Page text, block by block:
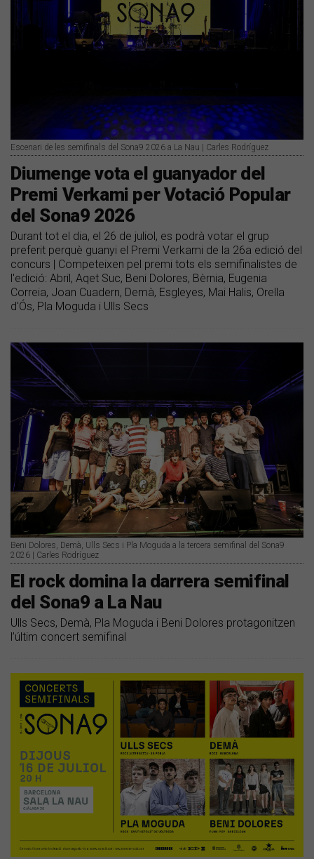
Escenari de les semifinals del Sona9 2026 a La Nau | Carles Rodríguez
Diumenge vota el guanyador del
Premi Verkami per Votació Popular
del Sona9 2026
Durant tot el dia, el 26 de juliol, es podrà votar el grup
preferit perquè guanyi el Premi Verkami de la 26a edició del
concurs | Competeixen pel premi tots els semifinalistes de
l'edició: Abril, Aqet Suc, Beni Dolores, Bèrnia, Eugenia
Correia, Joan Cuadern, Demà, Esgleyes, Mai Halis, Orella
d'Ós, Pla Moguda i Ulls Secs
Beni Dolores, Demà, Ulls Secs i Pla Moguda a la tercera semifinal del Sona9
2026 | Carles Rodríguez
El rock domina la darrera semifinal
del Sona9 a La Nau
Ulls Secs, Demà, Pla Moguda i Beni Dolores protagonitzen
l’últim concert semifinal